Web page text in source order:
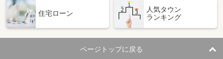
住宅ローン
人気タウン
ランキング
ページトップに戻る